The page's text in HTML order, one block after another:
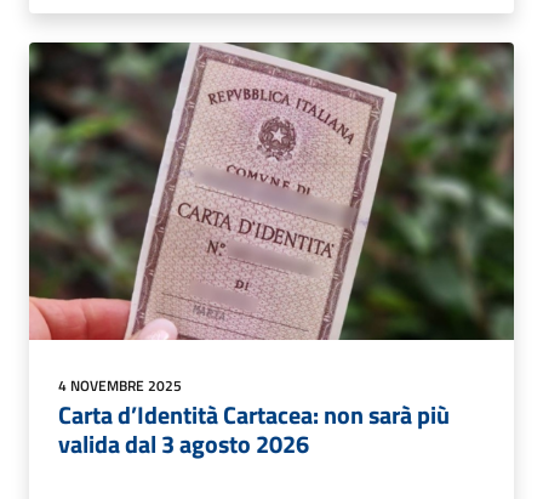
4 NOVEMBRE 2025
Carta d’Identità Cartacea: non sarà più
valida dal 3 agosto 2026